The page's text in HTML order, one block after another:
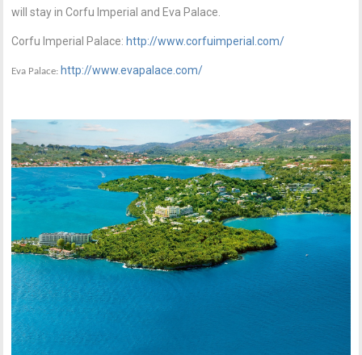
will stay in Corfu Imperial and Eva Palace.
Corfu Imperial Palace: http://www.corfuimperial.com/
Eva Palace: http://www.evapalace.com/